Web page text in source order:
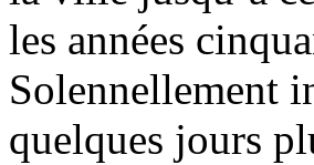
les années
Solennellement
quelques jours